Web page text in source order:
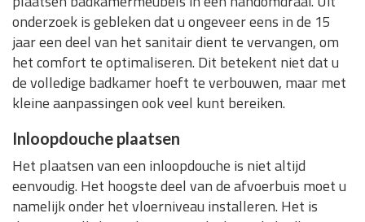
onderzoek is gebleken dat u ongeveer eens in de 15
jaar een deel van het sanitair dient te vervangen, om
het comfort te optimaliseren. Dit betekent niet dat u
de volledige badkamer hoeft te verbouwen, maar met
kleine aanpassingen ook veel kunt bereiken.
Inloopdouche plaatsen
Het plaatsen van een inloopdouche is niet altijd
eenvoudig. Het hoogste deel van de afvoerbuis moet u
namelijk onder het vloerniveau installeren. Het is